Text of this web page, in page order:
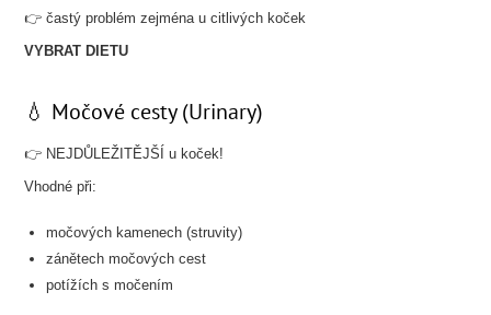
👉 častý problém zejména u citlivých koček
VYBRAT DIETU
💧 Močové cesty (Urinary)
👉 NEJDŮLEŽITĚJŠÍ u koček!
Vhodné při:
močových kamenech (struvity)
zánětech močových cest
potížích s močením